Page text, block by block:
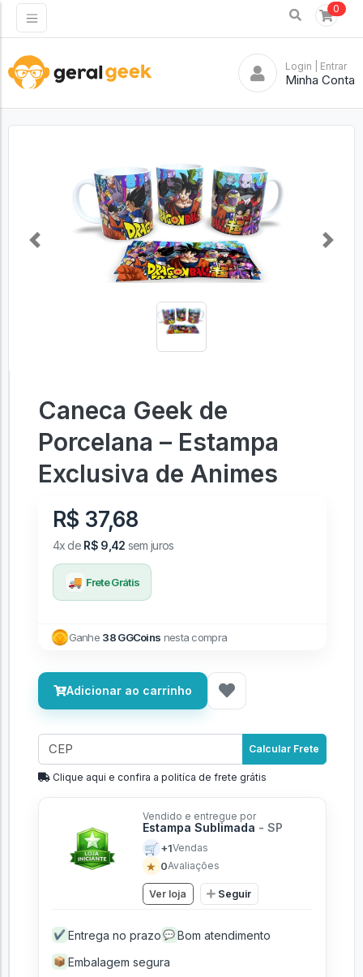
0
Login | Entrar
Minha Conta
Previous Next
Caneca Geek de
Porcelana – Estampa
Exclusiva de Animes
R$ 37,68
4x de R$ 9,42 sem juros
🚚 Frete Grátis
Ganhe 38 GGCoins nesta compra
Adicionar ao carrinho
Calcular Frete
Clique aqui e confira a politíca de frete grátis
Vendido e entregue por
Estampa Sublimada - SP
🛒 +1Vendas
★ 0Avaliações
Ver loja Seguir
✔ Entrega no prazo 💬 Bom atendimento
📦 Embalagem segura